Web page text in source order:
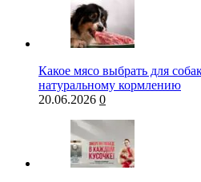
Какое мясо выбрать для
натуральному кормлению
20.06.2026 0